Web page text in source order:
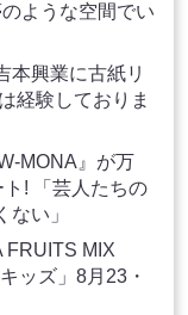
ような空間でい
本興業に古紙リ
経験しておりま
MONA』が万
! 「芸人たちの
い」
FRUITS MIX
ッズ」8月23・